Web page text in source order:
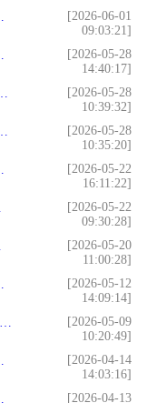
[2026-06-01
09:03:21]
[2026-05-28
14:40:17]
[2026-05-28
10:39:32]
[2026-05-28
10:35:20]
[2026-05-22
16:11:22]
[2026-05-22
09:30:28]
[2026-05-20
11:00:28]
[2026-05-12
14:09:14]
[2026-05-09
10:20:49]
[2026-04-14
14:03:16]
[2026-04-13